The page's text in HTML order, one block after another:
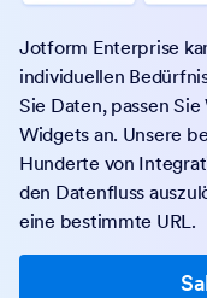
Jotform Enterprise
individuellen
Sie Daten, passen
Widgets an. Unsere
Hunderte von
den Datenfluss
eine bestimmte URL.